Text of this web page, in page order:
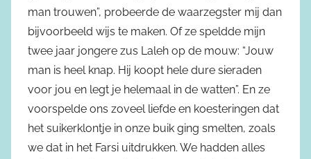
man trouwen”, probeerde de waarzegster mij dan
bijvoorbeeld wijs te maken. Of ze speldde mijn
twee jaar jongere zus Laleh op de mouw: “Jouw
man is heel knap. Hij koopt hele dure sieraden
voor jou en legt je helemaal in de watten”. En ze
voorspelde ons zoveel liefde en koesteringen dat
het suikerklontje in onze buik ging smelten, zoals
we dat in het Farsi uitdrukken. We hadden alles